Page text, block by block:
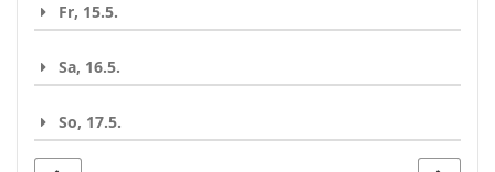
Fr, 15.5.
Sa, 16.5.
So, 17.5.